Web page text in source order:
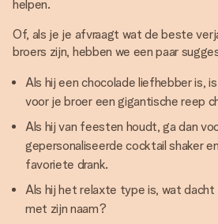
helpen.
Of, als je je afvraagt wat de beste
broers zijn, hebben we een paar
Als hij een chocolade liefhebber is,
voor je broer een gigantische reep
Als hij van feesten houdt, ga dan
gepersonaliseerde cocktail shaker
favoriete drank.
Als hij het relaxte type is, wat dacht
met zijn naam?